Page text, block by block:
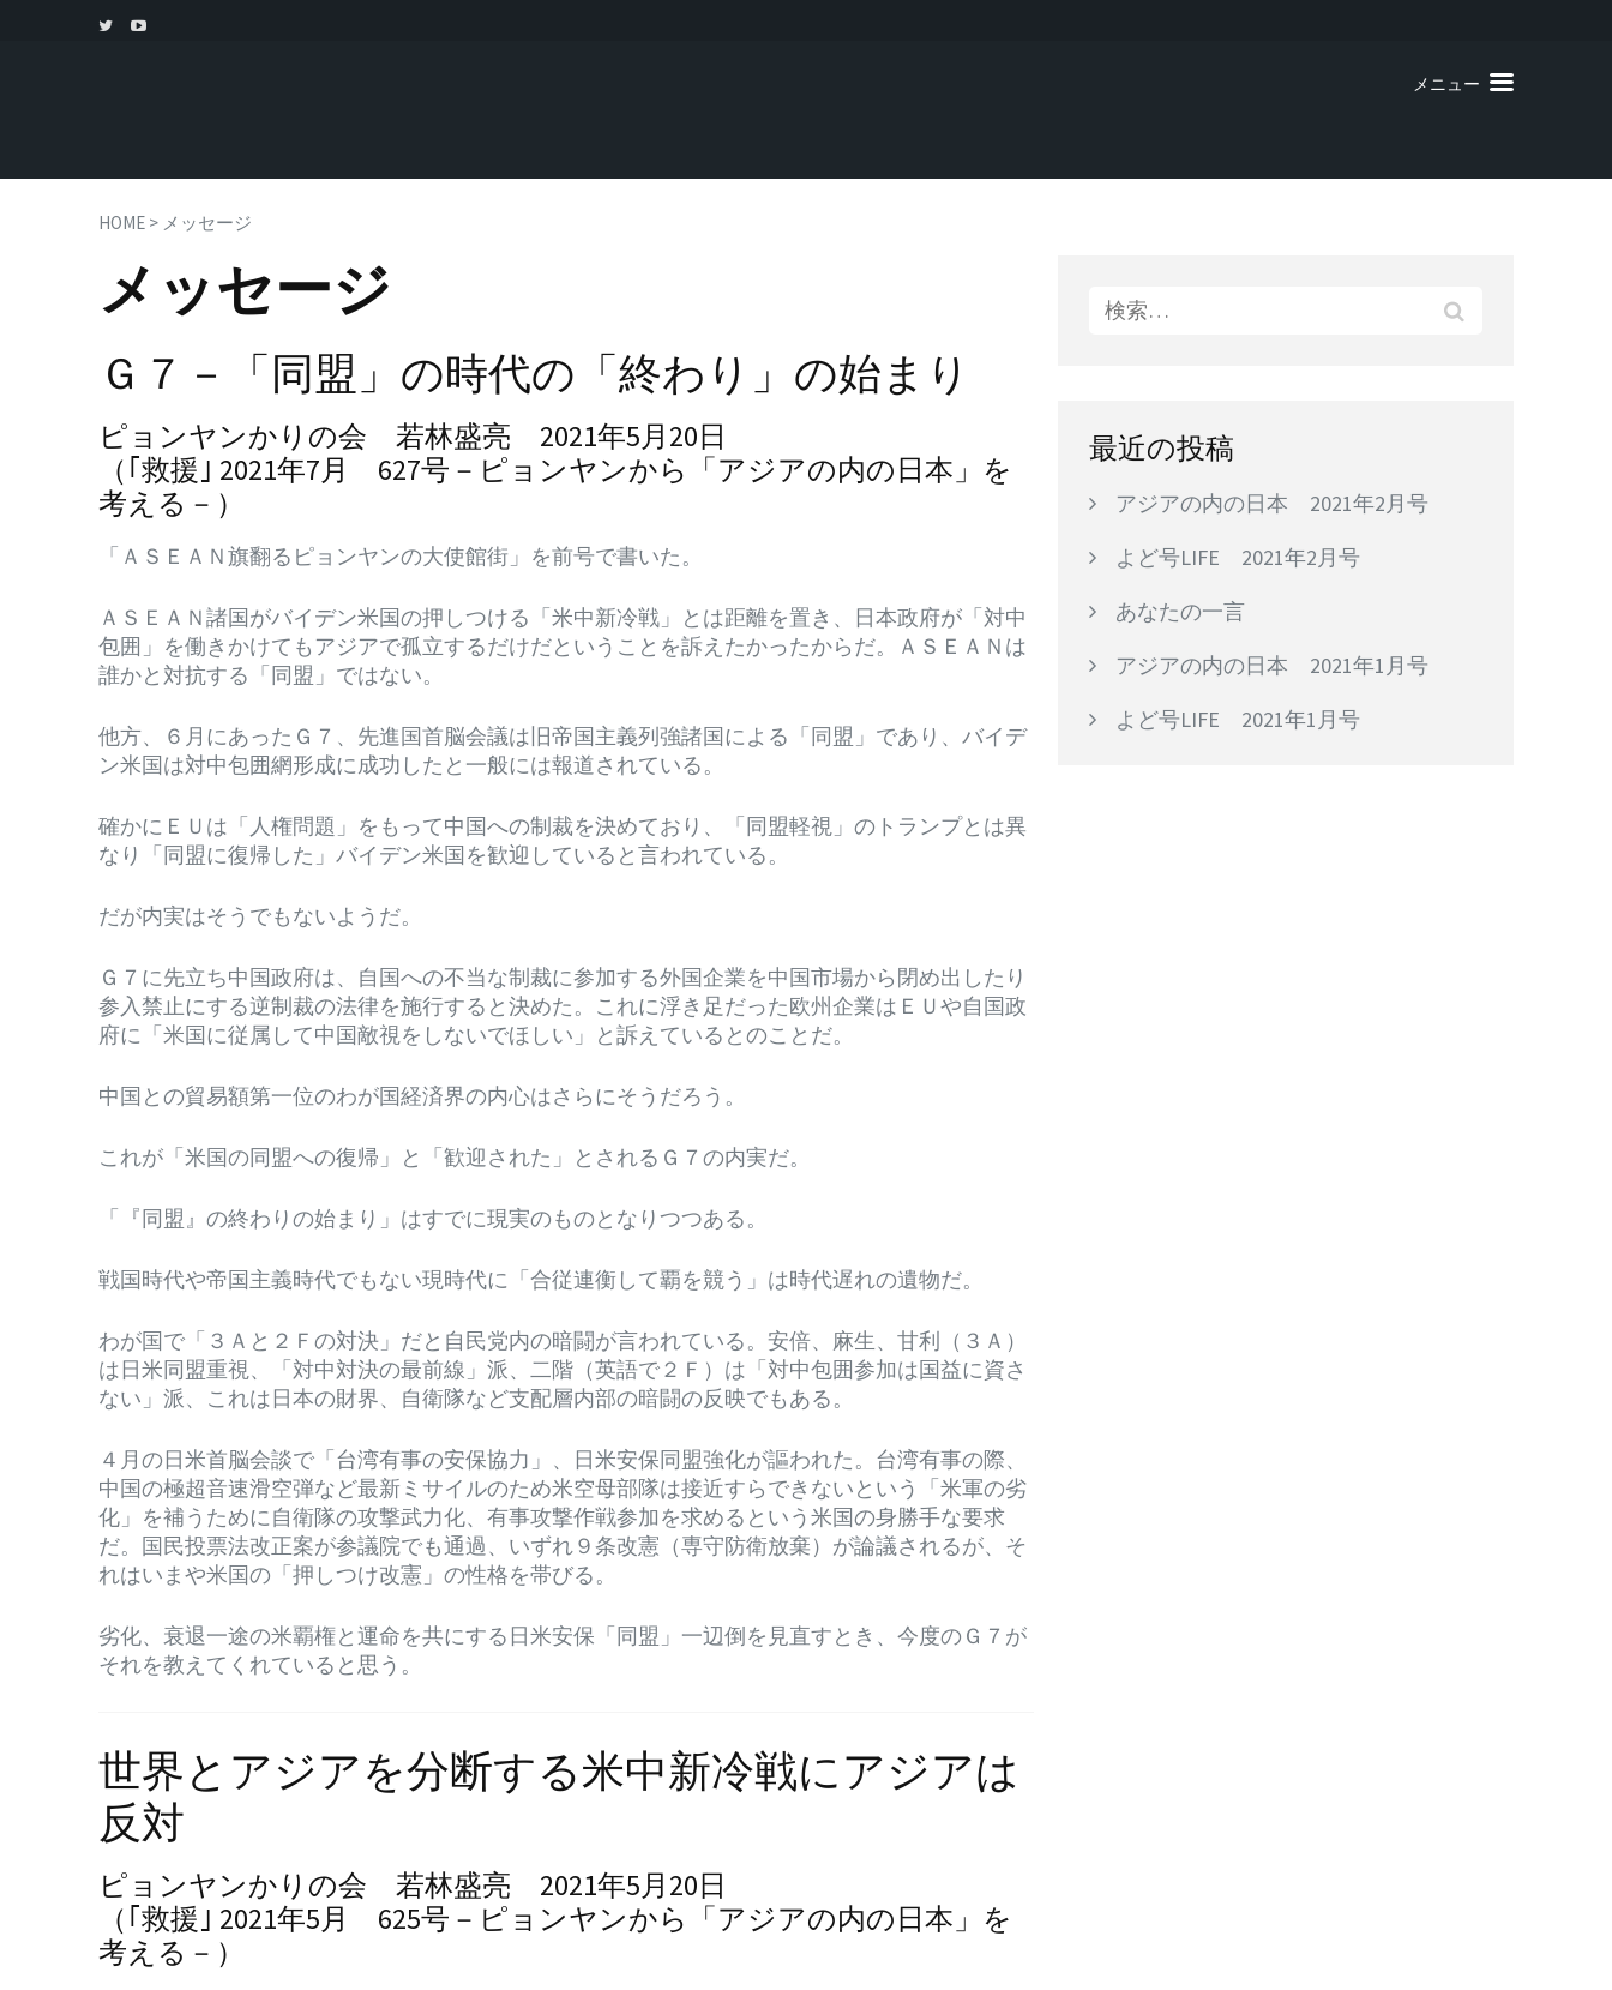
メニュー
HOME > メッセージ
メッセージ
Ｇ７－「同盟」の時代の「終わり」の始まり
ピョンヤンかりの会 若林盛亮 2021年5月20日
（｢救援｣ 2021年7月 627号－ピョンヤンから「アジアの内の日本」を
考える－）
「ＡＳＥＡＮ旗翻るピョンヤンの大使館街」を前号で書いた。
ＡＳＥＡＮ諸国がバイデン米国の押しつける「米中新冷戦」とは距離を置き、日本政府が「対中
包囲」を働きかけてもアジアで孤立するだけだということを訴えたかったからだ。ＡＳＥＡＮは
誰かと対抗する「同盟」ではない。
他方、６月にあったＧ７、先進国首脳会議は旧帝国主義列強諸国による「同盟」であり、バイデ
ン米国は対中包囲網形成に成功したと一般には報道されている。
確かにＥＵは「人権問題」をもって中国への制裁を決めており、「同盟軽視」のトランプとは異
なり「同盟に復帰した」バイデン米国を歓迎していると言われている。
だが内実はそうでもないようだ。
Ｇ７に先立ち中国政府は、自国への不当な制裁に参加する外国企業を中国市場から閉め出したり
参入禁止にする逆制裁の法律を施行すると決めた。これに浮き足だった欧州企業はＥＵや自国政
府に「米国に従属して中国敵視をしないでほしい」と訴えているとのことだ。
中国との貿易額第一位のわが国経済界の内心はさらにそうだろう。
これが「米国の同盟への復帰」と「歓迎された」とされるＧ７の内実だ。
「『同盟』の終わりの始まり」はすでに現実のものとなりつつある。
戦国時代や帝国主義時代でもない現時代に「合従連衡して覇を競う」は時代遅れの遺物だ。
わが国で「３Ａと２Ｆの対決」だと自民党内の暗闘が言われている。安倍、麻生、甘利（３Ａ）
は日米同盟重視、「対中対決の最前線」派、二階（英語で２Ｆ）は「対中包囲参加は国益に資さ
ない」派、これは日本の財界、自衛隊など支配層内部の暗闘の反映でもある。
４月の日米首脳会談で「台湾有事の安保協力」、日米安保同盟強化が謳われた。台湾有事の際、
中国の極超音速滑空弾など最新ミサイルのため米空母部隊は接近すらできないという「米軍の劣
化」を補うために自衛隊の攻撃武力化、有事攻撃作戦参加を求めるという米国の身勝手な要求
だ。国民投票法改正案が参議院でも通過、いずれ９条改憲（専守防衛放棄）が論議されるが、そ
れはいまや米国の「押しつけ改憲」の性格を帯びる。
劣化、衰退一途の米覇権と運命を共にする日米安保「同盟」一辺倒を見直すとき、今度のＧ７が
それを教えてくれていると思う。
世界とアジアを分断する米中新冷戦にアジアは
反対
ピョンヤンかりの会 若林盛亮 2021年5月20日
（｢救援｣ 2021年5月 625号－ピョンヤンから「アジアの内の日本」を
考える－）
検
最近の投稿
アジアの内の日本 2021年2月号
よど号LIFE 2021年2月号
あなたの一言
アジアの内の日本 2021年1月号
よど号LIFE 2021年1月号